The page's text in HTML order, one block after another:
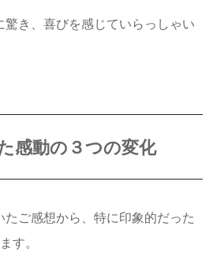
驚き、喜びを感じていらっしゃい
感動の３つの変化
たご感想から、特に印象的だった
す。